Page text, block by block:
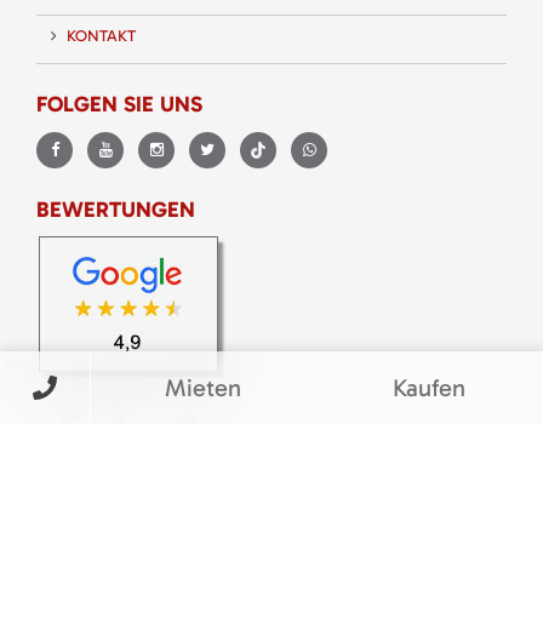
KONTAKT
FOLGEN SIE UNS
BEWERTUNGEN
Mieten Kaufen